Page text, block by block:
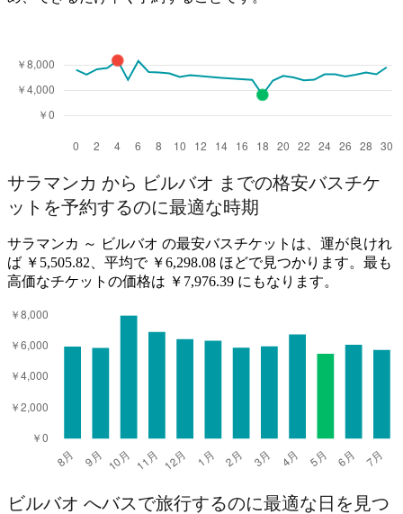
サラマンカ から ビルバオ までの格安バスチケ
ットを予約するのに最適な時期
サラマンカ ～ ビルバオ の最安バスチケットは、運が良けれ
ば ￥5,505.82、平均で ￥6,298.08 ほどで見つかります。最も
高価なチケットの価格は ￥7,976.39 にもなります。
ビルバオ へバスで旅行するのに最適な日を見つ